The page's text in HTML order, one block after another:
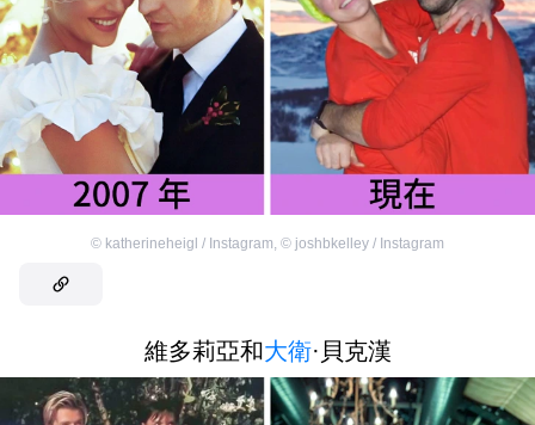
© katherineheigl / Instagram, © joshbkelley / Instagram
維多莉亞和大衛·貝克漢